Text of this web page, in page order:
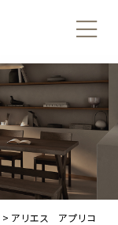
> アリエス アプリコ